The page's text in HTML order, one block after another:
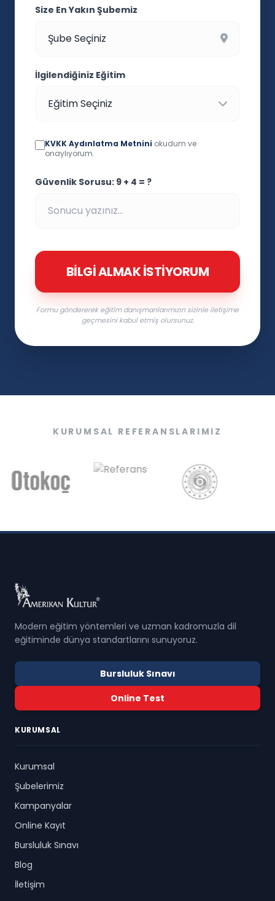
Size En Yakın Şubemiz
İlgilendiğiniz Eğitim
KVKK Aydınlatma Metnini okudum ve
onaylıyorum.
Güvenlik Sorusu: 9 + 4 = ?
BILGI ALMAK İSTIYORUM
Formu göndererek eğitim danışmanlarımızın sizinle iletişime
geçmesini kabul etmiş olursunuz.
KURUMSAL REFERANSLARIMIZ
Modern eğitim yöntemleri ve uzman kadromuzla dil
eğitiminde dünya standartlarını sunuyoruz.
Bursluluk Sınavı
Online Test
KURUMSAL
Kurumsal
Şubelerimiz
Kampanyalar
Online Kayıt
Bursluluk Sınavı
Blog
İletişim